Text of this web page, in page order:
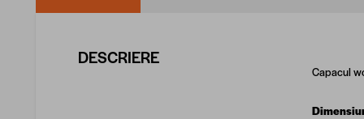
DESCRIERE
Capacul